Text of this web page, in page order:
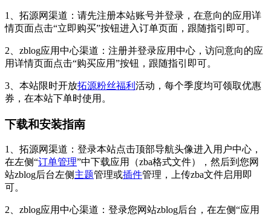
1、拓源网渠道：请先注册本站账号并登录，在意向的应用详
情页面点击“立即购买”按钮进入订单页面，跟随指引即可。
2、zblog应用中心渠道：注册并登录应用中心，访问意向的应
用详情页面点击“购买应用”按钮，跟随指引即可。
3、本站限时开放拓源粉丝福利 活动，每个季度均可领取优惠
券，在本站下单时使用。
下载和安装指南
1、拓源网渠道：登录本站点击顶部导航头像进入用户中心，
在左侧“订单管理”中下载应用（zba格式文件），然后到您网
站zblog后台左侧 主题管理或插件管理，上传zba文件启用即
可。
2、zblog应用中心渠道：登录您网站zblog后台，在左侧“应用